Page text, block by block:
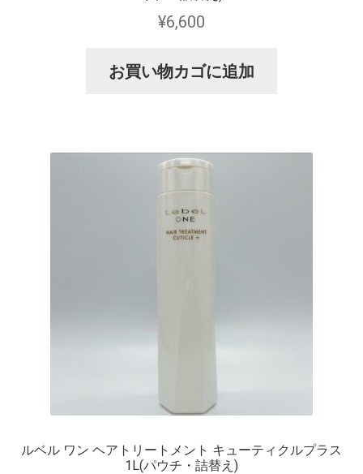
¥6,600
お買い物カゴに追加
ルベル ワン ヘアトリートメント キューティクルプラス
1L(パウチ・詰替え)